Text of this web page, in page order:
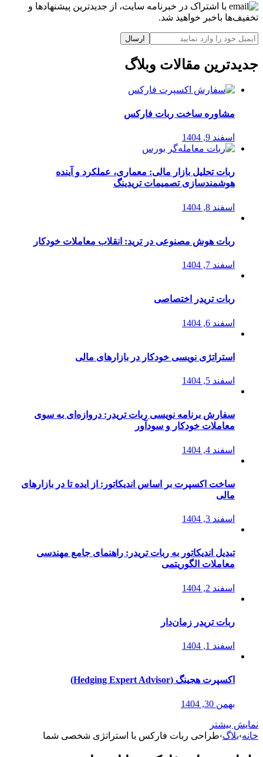
با اشتراک در خبرنامه سایت، از جدیدترین پیشنهادها و
تخفیف‌ها باخبر خواهید شد.
ارسال
جدیدترین مقالات وبلاگ
مشاوره ساخت ربات فارکس
اسفند 9, 1404
ربات تحلیل بازار مالی: معماری، عملکرد و آینده
هوشمندسازی تصمیمات تریدینگ
اسفند 8, 1404
ربات هوش مصنوعی در ترید: انقلاب معاملات خودکار
اسفند 7, 1404
ربات تریدر اختصاصی
اسفند 6, 1404
استراتژی‌ نویسی خودکار در بازارهای مالی
اسفند 5, 1404
سفارش برنامه نویسی ربات تریدر: دروازه‌ای به سوی
معاملات خودکار و سودآور
اسفند 4, 1404
ساخت اکسپرت بر اساس اندیکاتور: از ایده تا در بازارهای
مالی
اسفند 3, 1404
تبدیل اندیکاتور به ربات تریدر: راهنمای جامع مهندسی
معاملات الگوریتمی
اسفند 2, 1404
ربات تریدر زمان‌دار
اسفند 1, 1404
اکسپرت هجینگ (Hedging Expert Advisor)
بهمن 30, 1404
نمایش بیشتر
خانه›بلاگ›طراحی ربات فارکس با استراتژی شخصی شما